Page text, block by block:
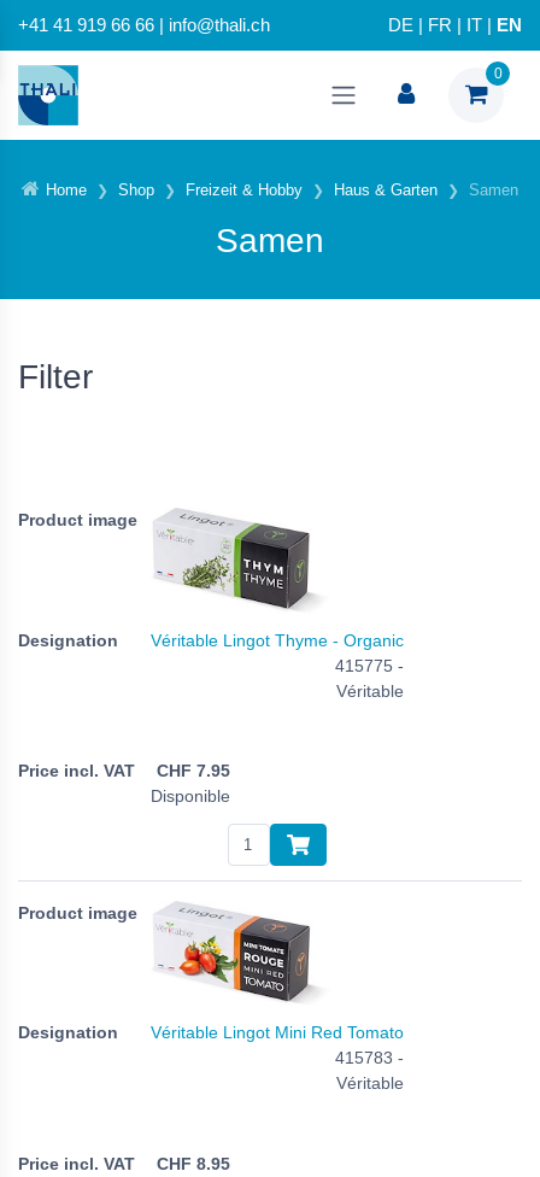
+41 41 919 66 66 | info@thali.ch DE FR IT EN
0
Home Shop Freizeit & Hobby Haus & Garten Samen
Samen
Filter
Véritable Lingot Thyme - Organic
415775 -
Véritable
CHF 7.95
Disponible
Véritable Lingot Mini Red Tomato
415783 -
Véritable
CHF 8.95